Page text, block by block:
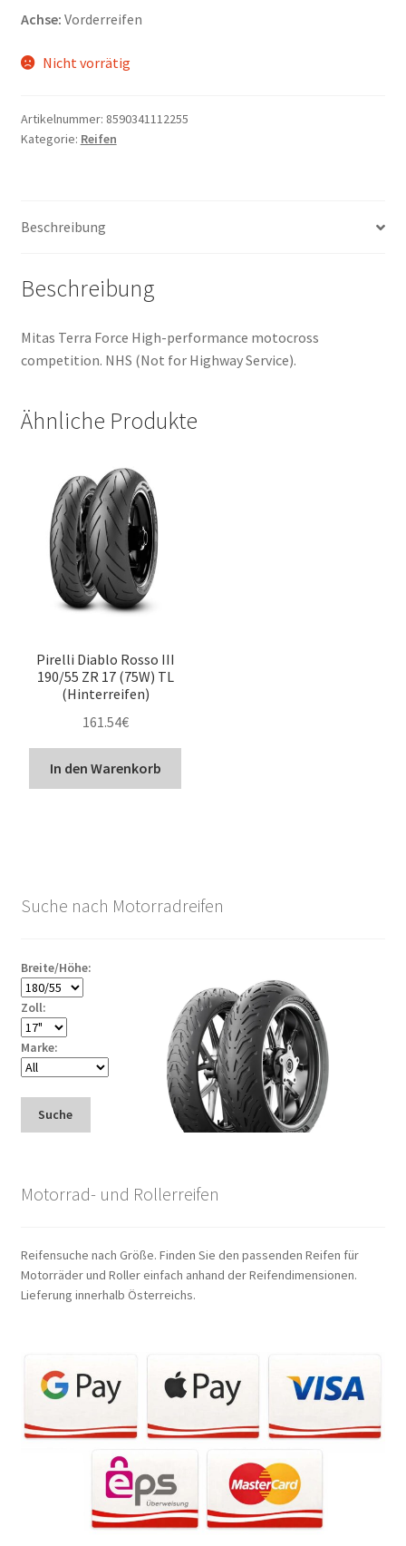
Achse: Vorderreifen
Nicht vorrätig
Artikelnummer: 8590341112255
Kategorie: Reifen
Beschreibung
Beschreibung
Mitas Terra Force High-performance motocross
competition. NHS (Not for Highway Service).
Ähnliche Produkte
Pirelli Diablo Rosso III
190/55 ZR 17 (75W) TL
(Hinterreifen)
161.54€
In den Warenkorb
Suche nach Motorradreifen
Breite/Höhe:
Zoll:
Marke:
Suche
Motorrad- und Rollerreifen
Reifensuche nach Größe. Finden Sie den passenden Reifen für
Motorräder und Roller einfach anhand der Reifendimensionen.
Lieferung innerhalb Österreichs.